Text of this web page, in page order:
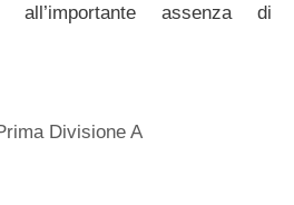
all’importante assenza di
Divisione A